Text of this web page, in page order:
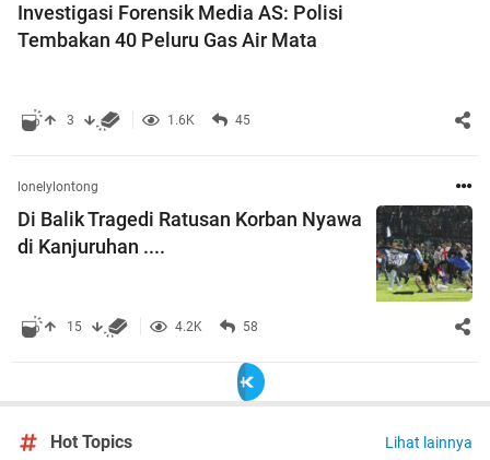
Investigasi Forensik Media AS: Polisi
Tembakan 40 Peluru Gas Air Mata
3 1.6K 45
lonelylontong
Di Balik Tragedi Ratusan Korban Nyawa
di Kanjuruhan ....
15 4.2K 58
Hot Topics Lihat lainnya